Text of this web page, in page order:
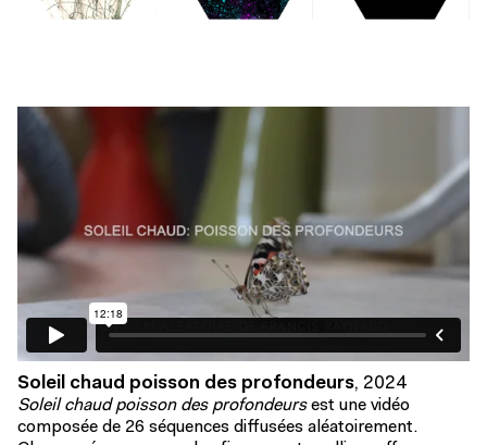
Soleil chaud poisson des profondeurs, 2024
Soleil chaud poisson des profondeursest une vidéo
composée de 26 séquences diffusées aléatoirement.